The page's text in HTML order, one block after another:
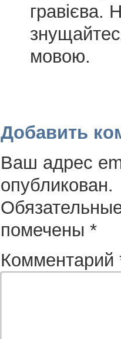
гравієва.
мовою.
Добавить
Ваш адрес
опубликован.
помечены *
Комментарий